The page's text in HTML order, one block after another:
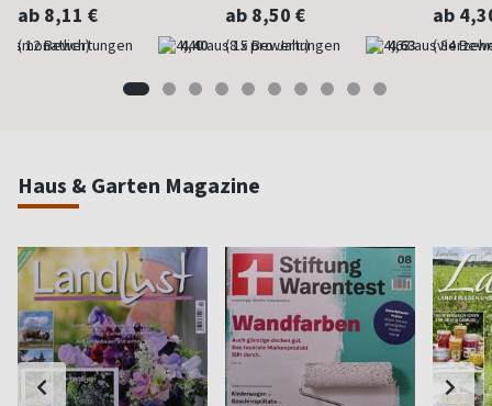
ab 8,11 €
(monatlich) 4,40
ab 8,50 €
(8 x pro Jahr) 4,63
ab
Haus & Garten Magazine